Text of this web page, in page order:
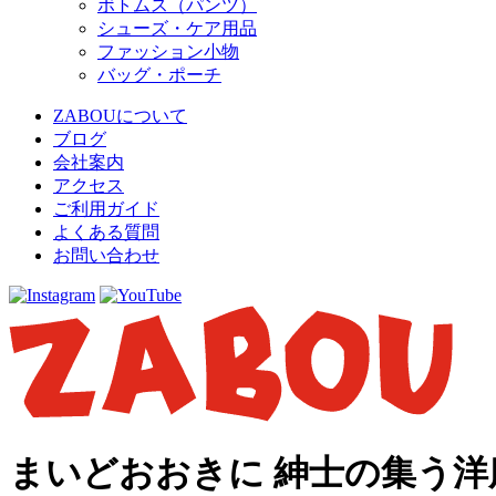
ボトムス（パンツ）
シューズ・ケア用品
ファッション小物
バッグ・ポーチ
ZABOUについて
ブログ
会社案内
アクセス
ご利用ガイド
よくある質問
お問い合わせ
まいどおおきに 紳士の集う